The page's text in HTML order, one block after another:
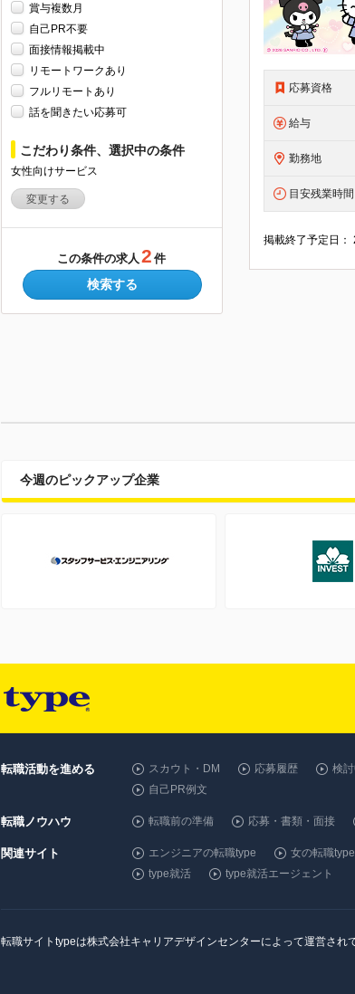
賞与複数月
自己PR不要
面接情報掲載中
リモートワークあり
フルリモートあり
話を聞きたい応募可
こだわり条件、選択中の条件
女性向けサービス
変更する
この条件の求人 2 件
検索する
応募資格
給与
勤務地
目安残業時間
掲載終了予定日：
今週のピックアップ企業
転職活動を進める スカウト・DM 応募履歴 検
自己PR例文
転職ノウハウ 転職前の準備 応募・書類・面接
関連サイト エンジニアの転職type 女の転職type
type就活
type就活エージェント
転職サイトtypeは株式会社キャリアデザインセンターによって運営され